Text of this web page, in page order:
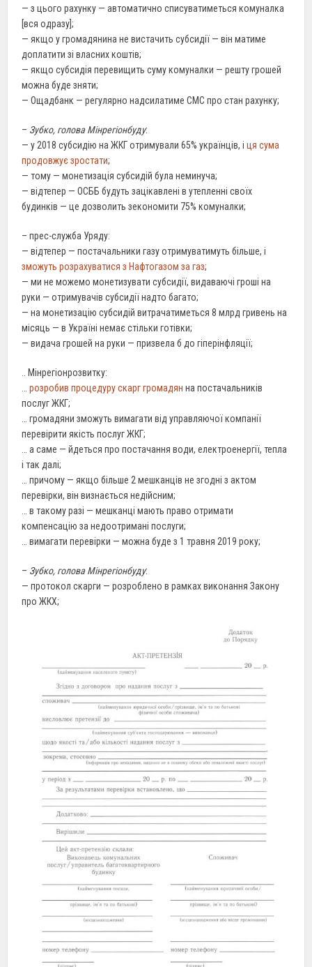
— з цього рахунку — автоматично списуватиметься комуналка
[вся одразу];
— якщо у громадянина не вистачить субсидії — він матиме
доплатити зі власних коштів;
— якщо субсидія перевищить суму комуналки — решту грошей
можна буде зняти;
— Ощадбанк — регулярно надсилатиме СМС про стан рахунку;
– Зубко, голова Мінрегіонбуду:
— у 2018 субсидію на ЖКГ отримували 65% українців, іця сума
продовжує зростати;
— тому — монетизація субсидій була неминуча;
— відтепер — ОСББ будуть зацікавлені в утепленні своїх
будинків — це дозволить зекономити 75% комуналки;
– прес-служба Уряду:
— відтепер — постачальники газу отримуватимуть більше, і
зможуть розрахуватися з Нафтогазом за газ;
— ми не можемо монетизувати субсидії, видаваючі гроші на
руки — отримувачів субсидії надто багато;
— на монетизацію субсидій витрачатиметься 8 млрд гривень на
місяць — в Україні немає стільки готівки;
— видача грошей на руки — призвела б до гіперінфляції;
.. Мінрегіонрозвитку:
…розробив процедуру скарг громадян на постачальників
послуг ЖКГ;
… громадяни зможуть вимагати від управляючої компанії
перевірити якість послуг ЖКГ;
… а саме — йдеться про постачання води, електроенергії, тепла
і так далі;
… причому — якщо більше 2 мешканців не згодні з актом
перевірки, він визнається недійсним;
… в такому разі — мешканці мають право отримати
компенсацію за недоотримані послуги;
… вимагати перевірки — можна буде з 1 травня 2019 року;
– Зубко, голова Мінрегіонбуду:
— протокол скарги — розроблено в рамках виконання Закону
про ЖКХ;